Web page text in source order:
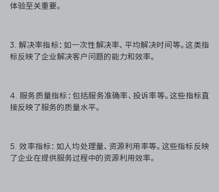
体验至关重要。
3. 解决率指标：如一次性解决率、平均解决时间等。这类指
标反映了企业解决客户问题的能力和效率。
4. 服务质量指标：包括服务准确率、投诉率等。这些指标直
接反映了服务的质量水平。
5. 效率指标：如人均处理量、资源利用率等。这些指标反映
了企业在提供服务过程中的资源利用效率。